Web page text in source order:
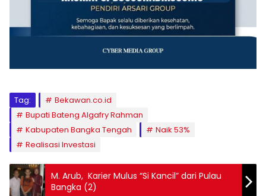
Tag:
Bekawan.co.id
Bupati Bateng Algafry Rahman
Kabupaten Bangka Tengah
Naik 53%
Realisasi Investasi
M. Arub, Karier Mulus “Si Kancil” dari Pulau
Bangka (2)